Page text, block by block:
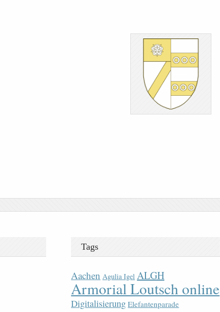
Tags
Aachen Agulia Igel ALGH
Armorial Loutsch online
Digitalisierung Elefantenparade